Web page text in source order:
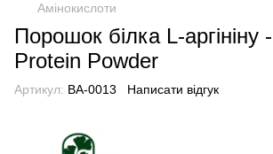
Амінокислоти
Порошок білка L-аргініну
Protein Powder
Артикул: BA-0013 Написати відгук